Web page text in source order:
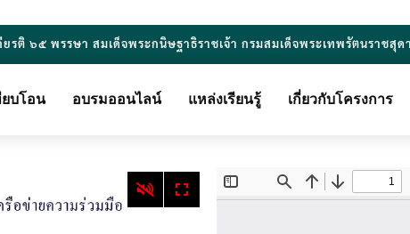
ยรติ ๖๕ พรรษา สมเด็จพระกนิษฐาธิราชเจ้า กรมสมเด็จพระเทพรัตนราชสุ
ยบโอน อบรมออนไลน์ แหล่งเรียนรู้ เกี่ยวกับโครงการ